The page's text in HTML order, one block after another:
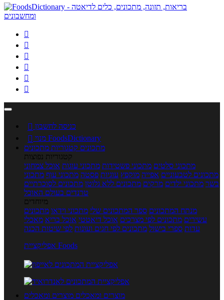






 כניסה לחשבון

מנוי FoodsDictionary
מתכונים קטגוריות מתכונים
קטגוריות נפוצות
מתכוני סלטים מתכוני פשטידות מתכוני עוגות אוכל צמחוני
מתכונים לטבעוניים אפייה מוקפץ עוגיות פסטה מתכוני עוף מתכוני
בשר מתכוני ילדים מרקים מתכונים ללא גלוטן מתכונים לסוכרתיים
טרנדים בעולם האוכל
מיוחדים
מנתח המתכונים ספר המתכונים שלי מתכוני וידאו מתכונים
עשירים מתכונים לפי מצרכים אוכל דיאטטי אוכל בריא מאכלי
עדות ספרי בישול מתכונים לפי חגים ועונות לפי שיטות הכנה
אפליקציית Foods
מוצרים ומאכלים מוצרים ומאכלים